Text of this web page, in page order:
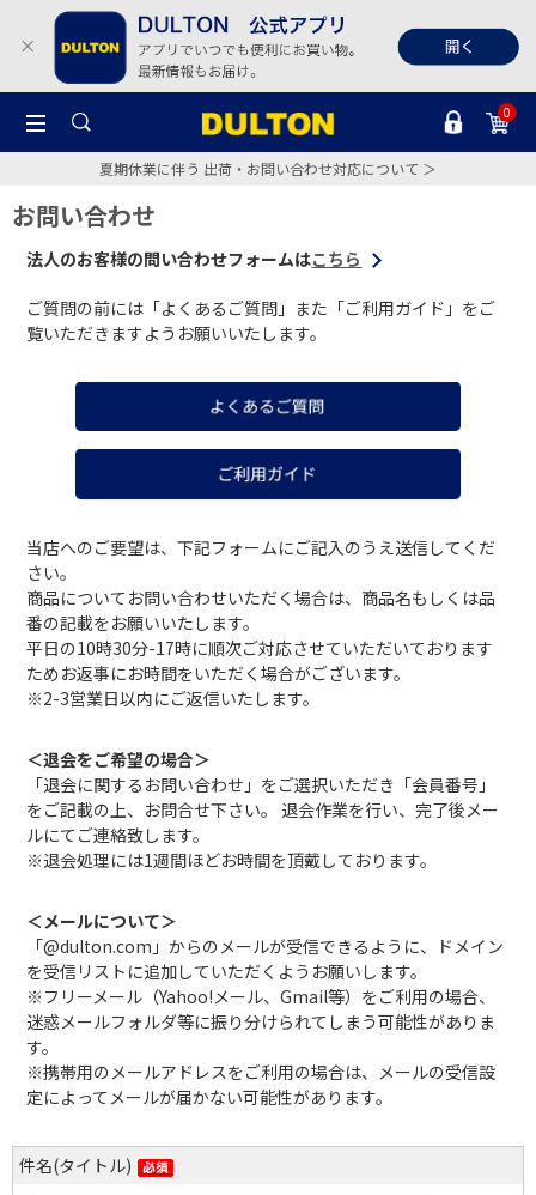
0
夏期休業に伴う 出荷・お問い合わせ対応について ＞
お問い合わせ
法人のお客様の問い合わせフォームはこちら
ご質問の前には「よくあるご質問」また「ご利用ガイド」をご
覧いただきますようお願いいたします。
当店へのご要望は、下記フォームにご記入のうえ送信してくだ
さい。
商品についてお問い合わせいただく場合は、商品名もしくは品
番の記載をお願いいたします。
平日の10時30分-17時に順次ご対応させていただいております
ためお返事にお時間をいただく場合がございます。
※2-3営業日以内にご返信いたします。
＜退会をご希望の場合＞
「退会に関するお問い合わせ」をご選択いただき「会員番号」
をご記載の上、お問合せ下さい。 退会作業を行い、完了後メー
ルにてご連絡致します。
※退会処理には1週間ほどお時間を頂戴しております。
＜メールについて＞
「@dulton.com」からのメールが受信できるように、ドメイン
を受信リストに追加していただくようお願いします。
※フリーメール（Yahoo!メール、Gmail等）をご利用の場合、
迷惑メールフォルダ等に振り分けられてしまう可能性がありま
す。
※携帯用のメールアドレスをご利用の場合は、メールの受信設
定によってメールが届かない可能性があります。
件名(タイトル)